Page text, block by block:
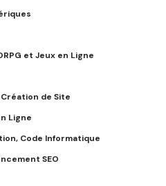
et Jeux en Ligne
de Site
Ligne
Code Informatique
SEO